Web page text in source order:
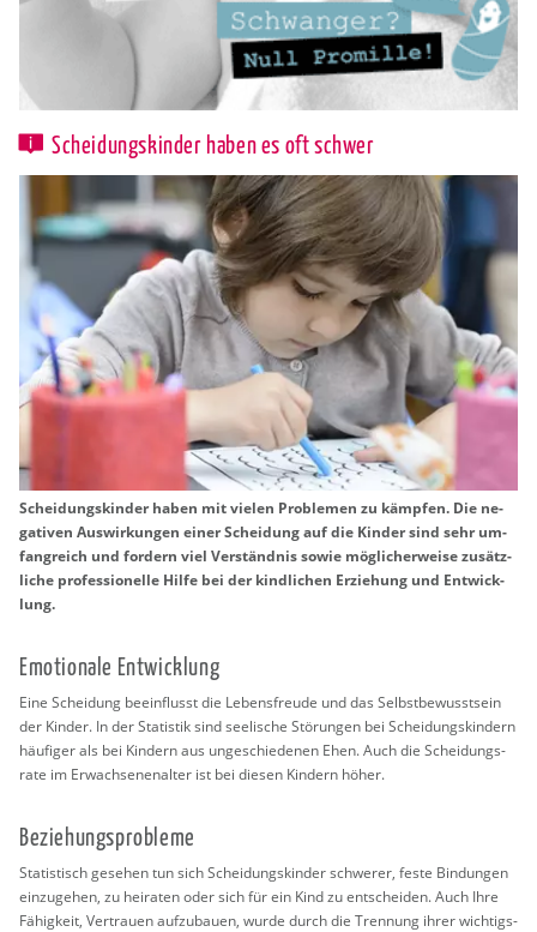
Scheidungskinder haben es oft schwer
Schei­dungs­kin­der haben mit vie­len Pro­ble­men zu kämp­fen. Die ne­
ga­ti­ven Aus­wir­kun­gen einer Schei­dung auf die Kin­der sind sehr um­
fang­reich und for­dern viel Ver­ständ­nis sowie mög­li­cher­wei­se zu­sätz­
li­che pro­fes­sio­nel­le Hilfe bei der kind­li­chen Er­zie­hung und Ent­wick­
lung.
Emo­tio­na­le Ent­wick­lung
Eine Schei­dung be­ein­flusst die Le­bens­freu­de und das Selbst­be­wusst­sein
der Kin­der. In der Sta­tis­tik sind see­li­sche Stö­run­gen bei Schei­dungs­kin­dern
häu­fi­ger als bei Kin­dern aus un­ge­schie­de­nen Ehen. Auch die Schei­dungs­
ra­te im Er­wach­se­nen­al­ter ist bei die­sen Kin­dern höher.
Be­zie­hungs­pro­ble­me
Sta­tis­tisch ge­se­hen tun sich Schei­dungs­kin­der schwe­rer, feste Bin­dun­gen
ein­zu­ge­hen, zu hei­ra­ten oder sich für ein Kind zu ent­schei­den. Auch Ihre
Fä­hig­keit, Ver­trau­en auf­zu­bau­en, wurde durch die Tren­nung ihrer wich­tigs­